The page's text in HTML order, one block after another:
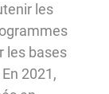
les
les bases
2021,